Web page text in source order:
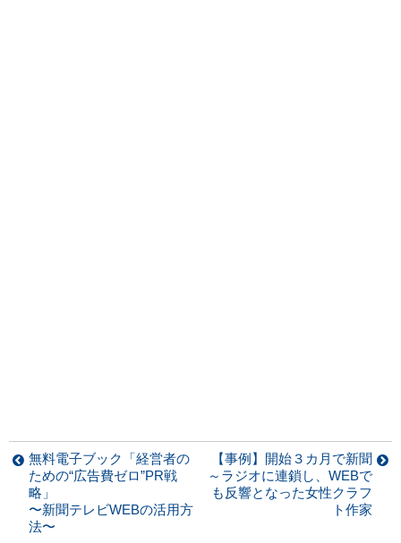
無料電子ブック「経営者の
ための“広告費ゼロ”PR戦
略」
〜新聞テレビWEBの活用方
法〜
【事例】開始３カ月で新聞
～ラジオに連鎖し、WEBで
も反響となった女性クラフ
ト作家